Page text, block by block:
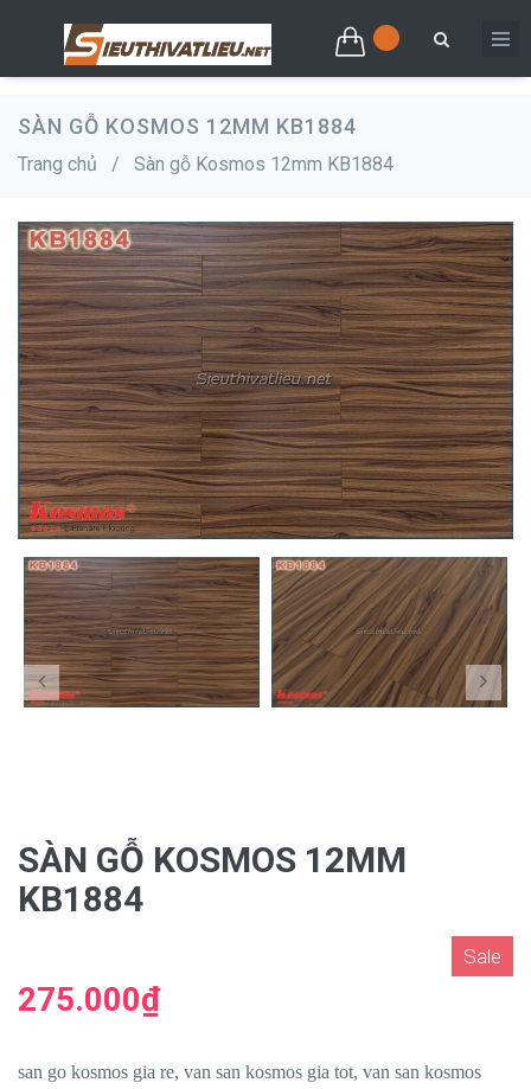
SÀN GỖ KOSMOS 12MM KB1884
Trang chủ / Sàn gỗ Kosmos 12mm KB1884
SÀN GỖ KOSMOS 12MM
KB1884
Sale
275.000₫
san go kosmos gia re, van san kosmos gia tot, van san kosmos